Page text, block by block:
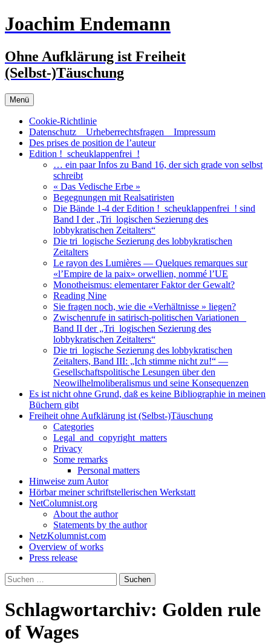
Zum
Inhalt
Joachim Endemann
Ohne Aufklärung ist Freiheit
(Selbst-)Täuschung
Menü
Cookie-Richtlinie
Datenschutz _ Urheberrechtsfragen _ Impressum
Des prises de position de l’auteur
Edition !_scheuklappenfrei_!
… ein paar Infos zu Band 16, der sich grade von selbst
schreibt
« Das Vedische Erbe »
Begegnungen mit Realsatiristen
Die Bände 1-4 der Edition !_scheuklappenfrei_! sind
Band I der „Tri_logischen Sezierung des
lobbykratischen Zeitalters“
Die tri_logische Sezierung des lobbykratischen
Zeitalters
Le rayon des Lumières — Quelques remarques sur
«l’Empire de la paix» orwellien, nommé l’UE
Monotheismus: elementarer Faktor der Gewalt?
Reading Nine
Sie fragen noch, wie die «Verhältnisse » liegen?
Zwischenrufe in satirisch-politischen Variationen _
Band II der „Tri_logischen Sezierung des
lobbykratischen Zeitalters“
Die tri_logische Sezierung des lobbykratischen
Zeitalters, Band III: „Ich stimme nicht zu!“ —
Gesellschaftspolitische Lesungen über den
Neowilhelmoliberalismus und seine Konsequenzen
Es ist nicht ohne Grund, daß es keine Bibliographie in meinen
Büchern gibt
Freiheit ohne Aufklärung ist (Selbst-)Täuschung
Categories
Legal_and_copyright_matters
Privacy
Some remarks
Personal matters
Hinweise zum Autor
Hörbar meiner schriftstellerischen Werkstatt
NetColumnist.org
About the author
Statements by the author
NetzKolumnist.com
Overview of works
Press release
Suchen
nach:
Schlagwortarchiv: Golden rule
of Wages